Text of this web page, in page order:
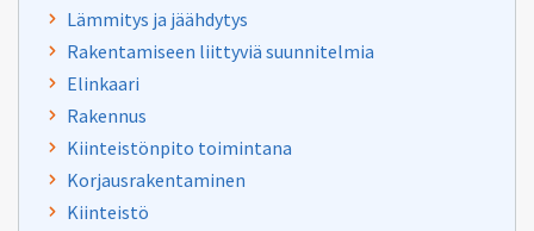
Lämmitys ja jäähdytys
Rakentamiseen liittyviä suunnitelmia
Elinkaari
Rakennus
Kiinteistönpito toimintana
Korjausrakentaminen
Kiinteistö